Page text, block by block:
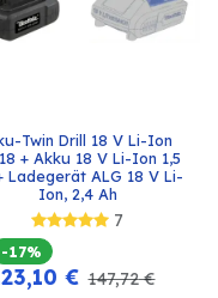
Twin Drill 18 V Li-Ion
+ Akku 18 V Li-Ion 1,5
Ladegerät ALG 18 V Li-
Ion, 2,4 Ah
7
-17%
€ 147,72€